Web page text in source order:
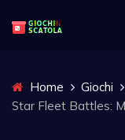
Home Giochi
Star Fleet Battles: